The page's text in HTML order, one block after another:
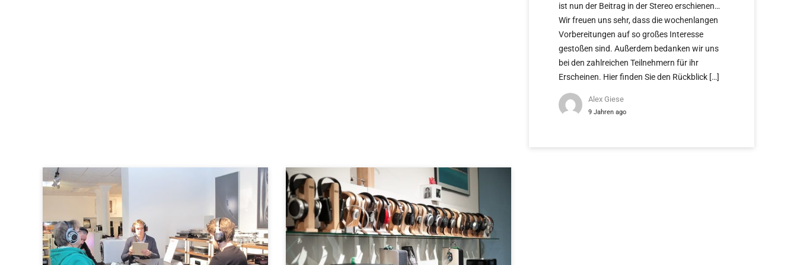
ist nun der Beitrag in der Stereo erschienen…
Wir freuen uns sehr, dass die wochenlangen
Vorbereitungen auf so großes Interesse
gestoßen sind. Außerdem bedanken wir uns
bei den zahlreichen Teilnehmern für ihr
Erscheinen. Hier finden Sie den Rückblick […]
Alex Giese
9 Jahren ago